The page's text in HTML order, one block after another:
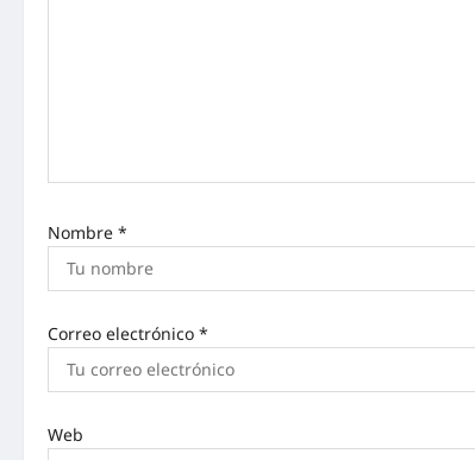
Nombre *
Correo electrónico *
Web